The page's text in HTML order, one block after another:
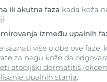
ili akutna faza kada koža
mirovanja između upalnih
saznati više o obe ove
za negu kože da
atopijski dermatitis
upalnih stanja.